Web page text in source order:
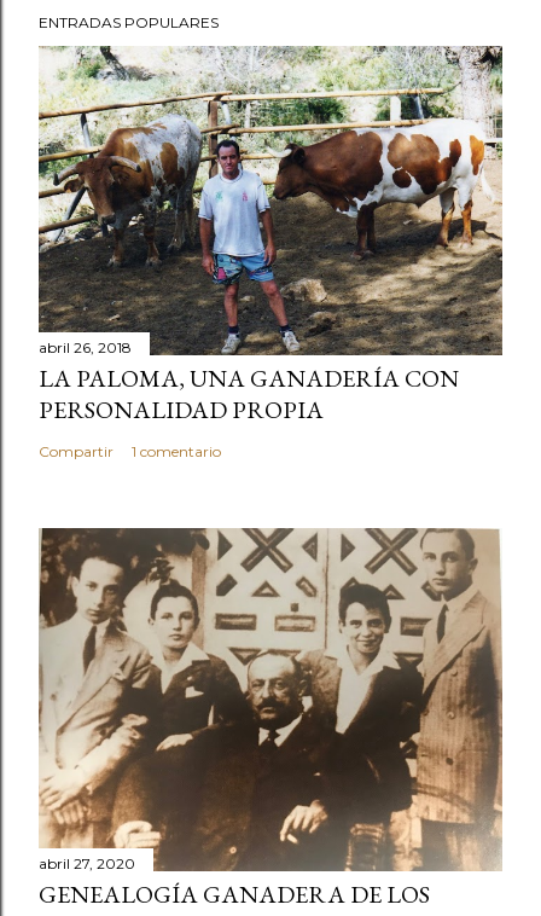
ENTRADAS POPULARES
abril 26, 2018
LA PALOMA, UNA GANADERÍA CON
PERSONALIDAD PROPIA
Compartir 1 comentario
abril 27, 2020
GENEALOGÍA GANADERA DE LOS